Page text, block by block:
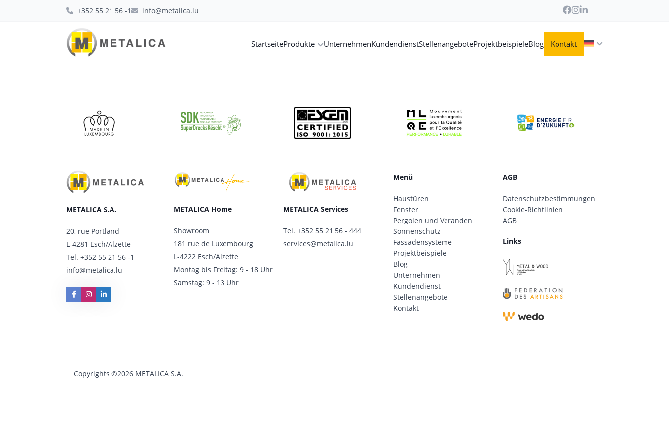
+352 55 21 56 -1 info@metalica.lu
StartseiteProdukte UnternehmenKundendienstStellenangeboteProjektbeispieleBlog Kontakt
METALICA S.A.
20, rue Portland
L-4281 Esch/Alzette
Tel. +352 55 21 56 -1
info@metalica.lu
METALICA Home
Showroom
181 rue de Luxembourg
L-4222 Esch/Alzette
Montag bis Freitag: 9 - 18 Uhr
Samstag: 9 - 13 Uhr
METALICA Services
Tel.+352 55 21 56 - 444
services@metalica.lu
Menü
Haustüren
Fenster
Pergolen und Veranden
Sonnenschutz
Fassadensysteme
Projektbeispiele
Blog
Unternehmen
Kundendienst
Stellenangebote
Kontakt
AGB
Datenschutzbestimmungen
Cookie-Richtlinien
AGB
Links
Copyrights ©2026 METALICA S.A.